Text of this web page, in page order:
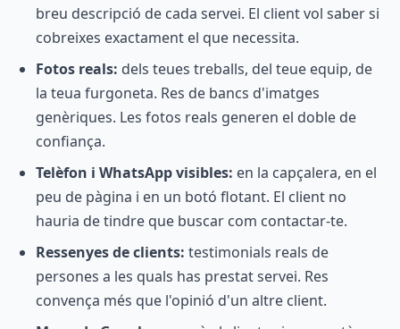
breu descripció de cada servei. El client vol saber si
cobreixes exactament el que necessita.
Fotos reals: dels teues treballs, del teue equip, de
la teua furgoneta. Res de bancs d'imatges
genèriques. Les fotos reals generen el doble de
confiança.
Telèfon i WhatsApp visibles: en la capçalera, en el
peu de pàgina i en un botó flotant. El client no
hauria de tindre que buscar com contactar-te.
Ressenyes de clients: testimonials reals de
persones a les quals has prestat servei. Res
convença més que l'opinió d'un altre client.